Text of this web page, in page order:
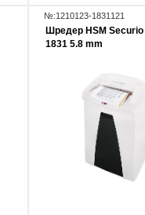
№:1210123-1831121
Шредер HSM Securio
1831 5.8 mm